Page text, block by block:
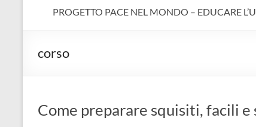
PROGETTO PACE NEL MONDO – EDUCARE
corso
Come preparare squisiti, facili